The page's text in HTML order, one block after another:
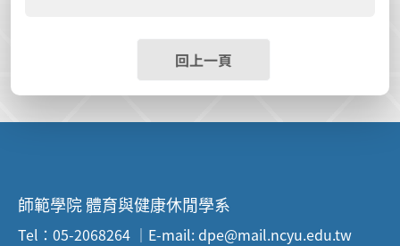
回上一頁
師範學院 體育與健康休閒學系
Tel：05-2068264 ｜E-mail: dpe@mail.ncyu.edu.tw